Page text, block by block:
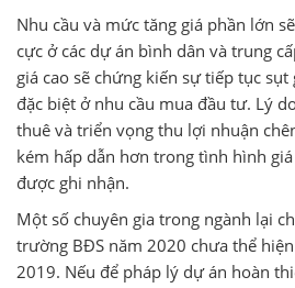
Nhu cầu và mức tăng giá phần lớn
cực ở các dự án bình dân và trung
giá cao sẽ chứng kiến sự tiếp tục
đặc biệt ở nhu cầu mua đầu tư. Lý
thuê và triển vọng thu lợi nhuận
kém hấp dẫn hơn trong tình hình
được ghi nhận.
Một số chuyên gia trong ngành lại
trường BĐS năm 2020 chưa thể
2019. Nếu để pháp lý dự án hoàn